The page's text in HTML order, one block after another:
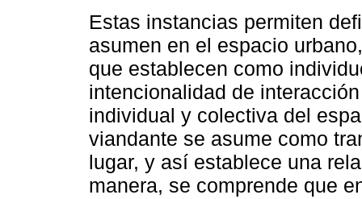
Estas instancias permiten
asumen en el espacio
que establecen como
intencionalidad de
individual y colectiva del
viandante se asume como
lugar, y así establece una
manera, se comprende que